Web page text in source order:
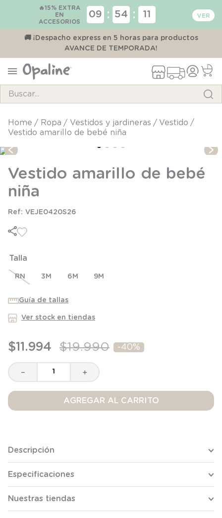
🔥15% EXTRA
EN
ACCESORIOS
09 : 54 : 11
🚚 ¡Despacho express en 5 horas para productos
AVANCE DE TEMPORADA!
ropa vestidos y jardineras
vestido
Vestido amarillo de bebé niña
Vestido amarillo de bebé
niña
VEJE0420S26
Talla
RN 3M 6M 9M
Guía de tallas
Ver stock en tiendas
$11 .994 $19.990 -40%
＋
－
AGREGAR AL CARRITO
Descripción
Especificaciones
Nuestras tiendas
TÉRMINOS MÁS BUSCADOS
3.
zapatillas
4 .
body
5
panty
8.
9.
saco